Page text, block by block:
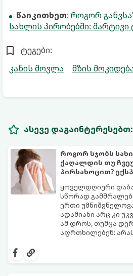
წაიკითხეთ: როგორ
სახლის პირობებში: მარტივი
ტეგები:
კანის მოვლა
მზის
ასევე დაგაინტერესებთ:
როგორ სჯობს
ქაღალდის თუ
პირსახოცით?
ყოველდღიური
სწორად
ერთი
ადამიანი არც კი
ამ დროს, თუმცა
აფრთხილებენ:
გამონაყარი, კანის
კანის